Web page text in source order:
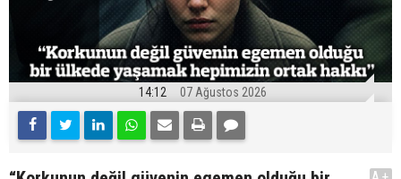
14:12 07 Ağustos 2026